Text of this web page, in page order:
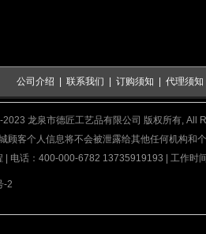
公司介绍 联系我们 订购须知 代理须知
龙泉市德匠工艺品有限公司 版权所有, All
顾客个人信息将不会被泄露给其他任何机构和
| 电话：400-000-6782 13735919193 | 工作时
-2